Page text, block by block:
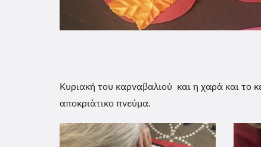
Κυριακή του καρναβαλιού και η χαρά και το
αποκριάτικο πνεύμα.